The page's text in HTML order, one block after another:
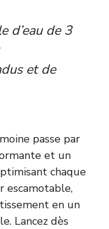
d’eau de 3
et de
passe par
et un
chaque
escamotable,
en un
Lancez dès